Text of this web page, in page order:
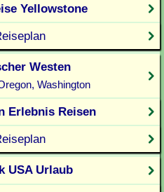
Yellowstone
Westen
Washington
Erlebnis Reisen
USA Urlaub